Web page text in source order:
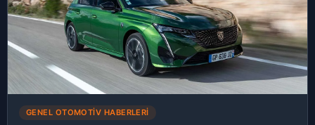
GENEL OTOMOTIV HABERLERI